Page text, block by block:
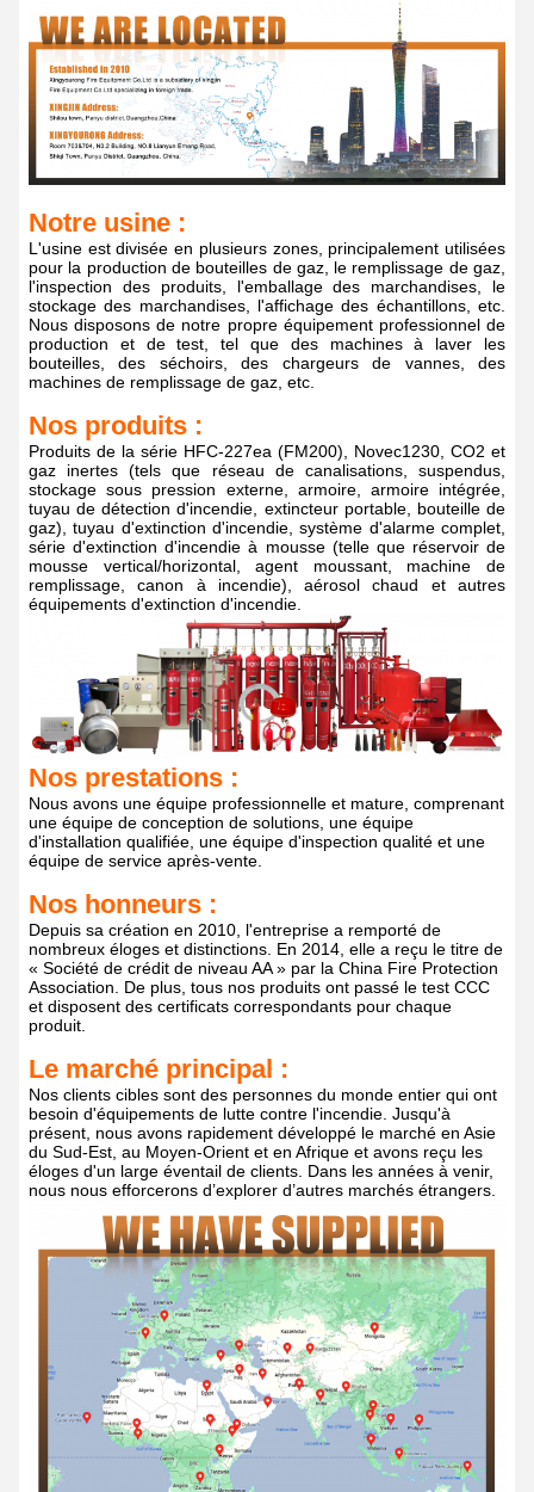
Notre usine :
L'usine est divisée en plusieurs zones, principalement utilisées
pour la production de bouteilles de gaz, le remplissage de gaz,
l'inspection des produits, l'emballage des marchandises, le
stockage des marchandises, l'affichage des échantillons, etc.
Nous disposons de notre propre équipement professionnel de
production et de test, tel que des machines à laver les
bouteilles, des séchoirs, des chargeurs de vannes, des
machines de remplissage de gaz, etc.
Nos produits :
Produits de la série HFC-227ea (FM200), Novec1230, CO2 et
gaz inertes (tels que réseau de canalisations, suspendus,
stockage sous pression externe, armoire, armoire intégrée,
tuyau de détection d'incendie, extincteur portable, bouteille de
gaz), tuyau d'extinction d'incendie, système d'alarme complet,
série d'extinction d'incendie à mousse (telle que réservoir de
mousse vertical/horizontal, agent moussant, machine de
remplissage, canon à incendie), aérosol chaud et autres
équipements d'extinction d'incendie.
Nos prestations :
Nous avons une équipe professionnelle et mature, comprenant
une équipe de conception de solutions, une équipe
d'installation qualifiée, une équipe d'inspection qualité et une
équipe de service après-vente.
Nos honneurs :
Depuis sa création en 2010, l'entreprise a remporté de
nombreux éloges et distinctions. En 2014, elle a reçu le titre de
« Société de crédit de niveau AA » par la China Fire Protection
Association. De plus, tous nos produits ont passé le test CCC
et disposent des certificats correspondants pour chaque
produit.
Le marché principal :
Nos clients cibles sont des personnes du monde entier qui ont
besoin d'équipements de lutte contre l'incendie. Jusqu'à
présent, nous avons rapidement développé le marché en Asie
du Sud-Est, au Moyen-Orient et en Afrique et avons reçu les
éloges d'un large éventail de clients. Dans les années à venir,
nous nous efforcerons d’explorer d’autres marchés étrangers.